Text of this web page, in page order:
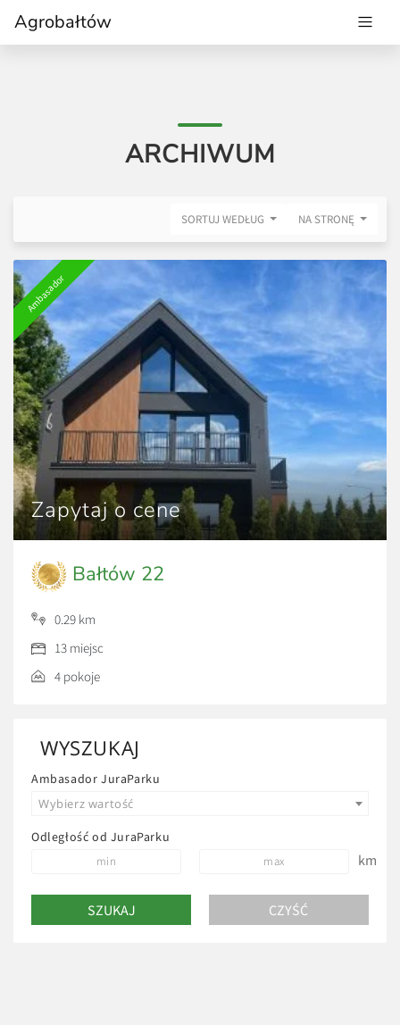
Agrobałtów
ARCHIWUM
SORTUJ WEDŁUG NA STRONĘ
Ambasador
Zapytaj o cene
Bałtów 22
0.29 km
13 miejsc
4 pokoje
WYSZUKAJ
Ambasador JuraParku
Wybierz wartość
Odległość od JuraParku
km